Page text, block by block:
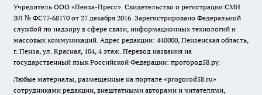
Учредитель ООО «Пенза-Пресс». Свидетельство о регистрации СМИ:
ЭЛ № ФС77-68170 от 27 декабря 2016. Зарегистрировано Федеральной
службой по надзору в сфере связи, информационных технологий и
массовых коммуникаций. Адрес редакции: 440000, Пензенская область,
г. Пенза, ул. Красная, 104, 4 этаж. Перевод названия на
государственный язык Российской Федерации: прогород58.ру.
Любые материалы, размещенные на портале «progorod58.ru»
сотрудниками редакции, внештатными авторами и читателями,